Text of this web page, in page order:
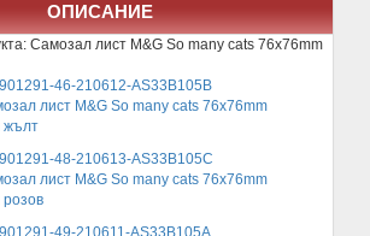
ОПИСАНИЕ
Самозал лист M&G So many cats 76x76mm
46-210612-AS33B105B
лист M&G So many cats 76x76mm
жълт
48-210613-AS33B105C
лист M&G So many cats 76x76mm
розов
49-210611-AS33B105A